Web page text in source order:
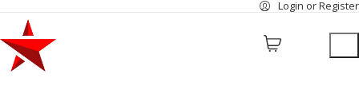
Login or Register